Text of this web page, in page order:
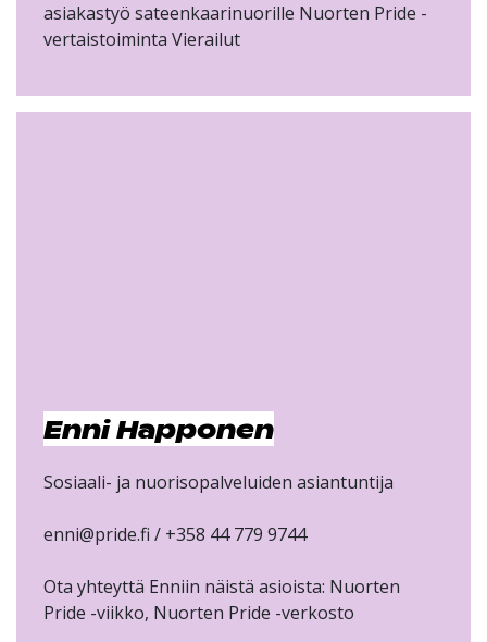
asiakastyö sateenkaarinuorille Nuorten Pride -
vertaistoiminta Vierailut
Enni Happonen
Sosiaali- ja nuorisopalveluiden asiantuntija
enni@pride.fi / +358 44 779 9744
Ota yhteyttä Enniin näistä asioista: Nuorten
Pride -viikko, Nuorten Pride -verkosto